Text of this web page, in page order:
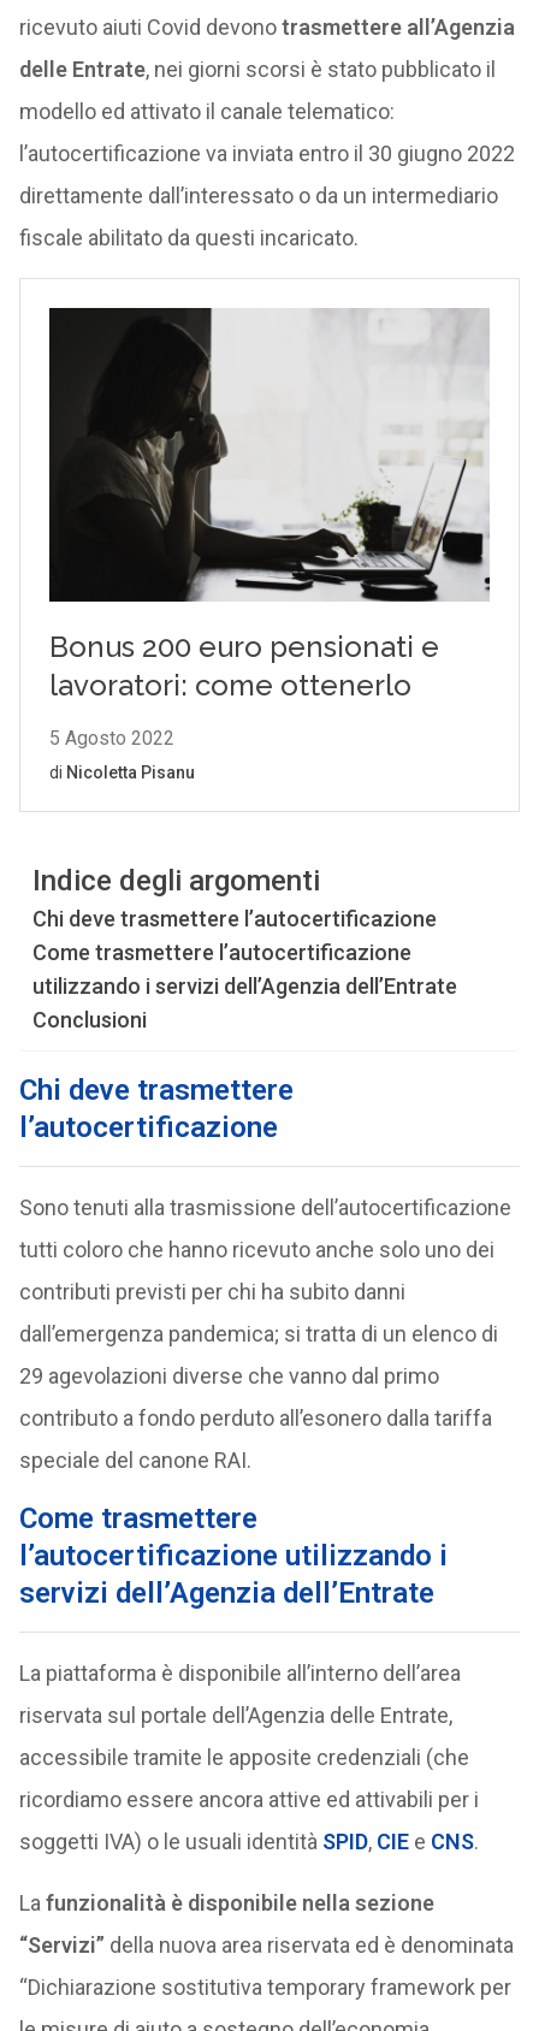
ricevuto aiuti Covid devonotrasmettere all’Agenzia
delle Entrate, nei giorni scorsi è stato pubblicato il
modello ed attivato il canale telematico:
l’autocertificazione va inviata entro il 30 giugno 2022
direttamente dall’interessato o da un intermediario
fiscale abilitato da questi incaricato.
Indice degli argomenti
Chi deve trasmettere l’autocertificazione
Come trasmettere l’autocertificazione
utilizzando i servizi dell’Agenzia dell’Entrate
Conclusioni
Chi deve trasmettere
l’autocertificazione
Sono tenuti alla trasmissione dell’autocertificazione
tutti coloro che hanno ricevuto anche solo uno dei
contributi previsti per chi ha subito danni
dall’emergenza pandemica; si tratta di un elenco di
29 agevolazioni diverse che vanno dal primo
contributo a fondo perduto all’esonero dalla tariffa
speciale del canone RAI.
Come trasmettere
l’autocertificazione utilizzando i
servizi dell’Agenzia dell’Entrate
La piattaforma è disponibile all’interno dell’area
riservata sul portale dell’Agenzia delle Entrate,
accessibile tramite le apposite credenziali (che
ricordiamo essere ancora attive ed attivabili per i
soggetti IVA) o le usuali identità SPID, CIEe CNS.
La funzionalità è disponibile nella sezione
“Servizi” della nuova area riservata ed è denominata
“Dichiarazione sostitutiva temporary framework per